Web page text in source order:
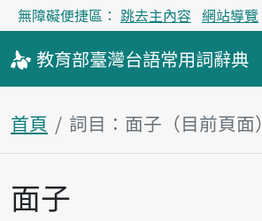
無障礙便捷區： 跳去主內容 網站導覽
教育部臺灣台語常用詞辭典
首頁 詞目：面子（目前頁面）
主內容區塊
面子